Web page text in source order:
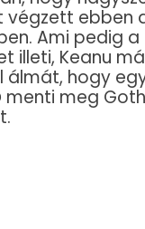
végzett ebben
Ami pedig a
illeti, Keanu
álmát, hogy
menti meg